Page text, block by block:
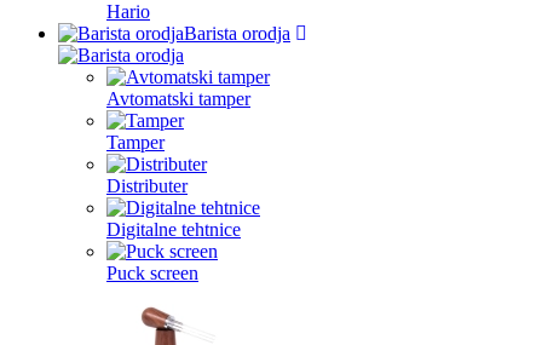
Hario
Barista orodja
Avtomatski tamper
Tamper
Distributer
Digitalne tehtnice
Puck screen